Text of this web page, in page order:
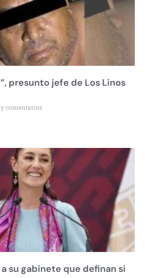
presunto jefe de Los Linos
comentarios
su gabinete que definan si